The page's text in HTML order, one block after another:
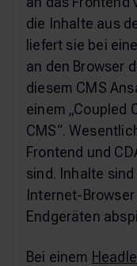
die Inhalte aus
liefert sie bei
an den Browser
diesem CMS
einem „Coupled
CMS“.
Frontend und
sind. Inhalte
Internet-
Endgeräten
Bei einem